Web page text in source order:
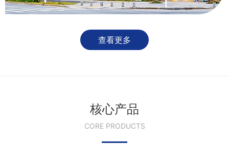
查看更多
核心产品
CORE PRODUCTS